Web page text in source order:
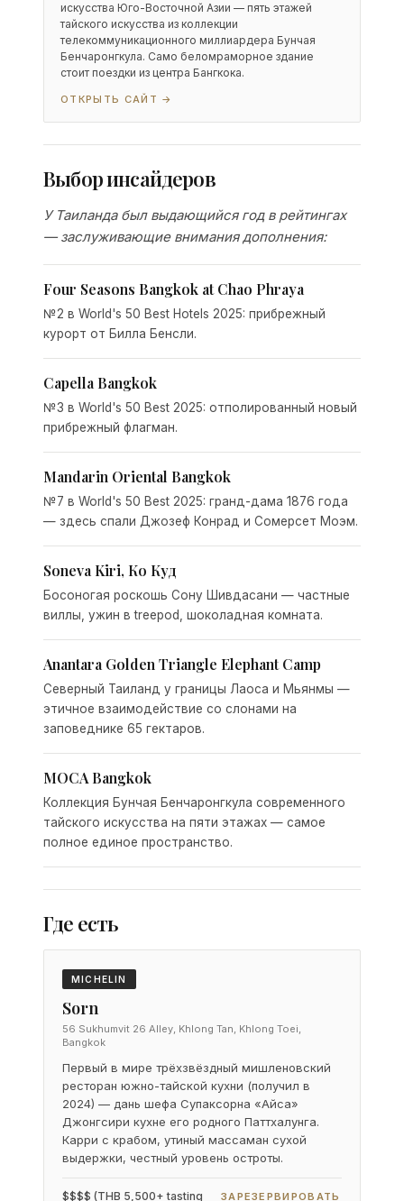
искусства Юго-Восточной Азии — пять этажей
тайского искусства из коллекции
телекоммуникационного миллиардера Бунчая
Бенчаронгкула. Само беломраморное здание
стоит поездки из центра Бангкока.
ОТКРЫТЬ САЙТ →
Выбор инсайдеров
У Таиланда был выдающийся год в рейтингах
— заслуживающие внимания дополнения:
Four Seasons Bangkok at Chao Phraya
№2 в World's 50 Best Hotels 2025: прибрежный
курорт от Билла Бенсли.
Capella Bangkok
№3 в World's 50 Best 2025: отполированный новый
прибрежный флагман.
Mandarin Oriental Bangkok
№7 в World's 50 Best 2025: гранд-дама 1876 года
— здесь спали Джозеф Конрад и Сомерсет Моэм.
Soneva Kiri, Ко Куд
Босоногая роскошь Сону Шивдасани — частные
виллы, ужин в treepod, шоколадная комната.
Anantara Golden Triangle Elephant Camp
Северный Таиланд у границы Лаоса и Мьянмы —
этичное взаимодействие со слонами на
заповеднике 65 гектаров.
MOCA Bangkok
Коллекция Бунчая Бенчаронгкула современного
тайского искусства на пяти этажах — самое
полное единое пространство.
Где есть
MICHELIN
Sorn
56 Sukhumvit 26 Alley, Khlong Tan, Khlong Toei,
Bangkok
Первый в мире трёхзвёздный мишленовский
ресторан южно-тайской кухни (получил в
2024) — дань шефа Супаксорна «Айса»
Джонгсири кухне его родного Паттхалунга.
Карри с крабом, утиный массаман сухой
выдержки, честный уровень остроты.
$$$$ (THB 5,500+ tasting ЗАРЕЗЕРВИРОВАТЬ